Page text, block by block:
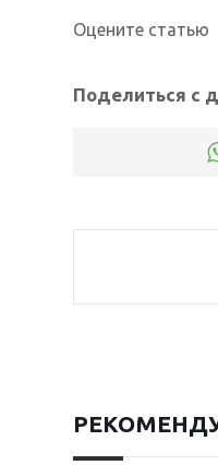
Оцените статью
Поделиться с